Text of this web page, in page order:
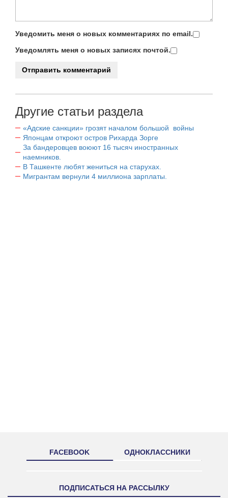
Уведомить меня о новых комментариях по email.
Уведомлять меня о новых записях почтой.
Другие статьи раздела
«Адские санкции» грозят началом большой войны
Японцам откроют остров Рихарда Зорге
За бандеровцев воюют 16 тысяч иностранных
наемников.
В Ташкенте любят жениться на старухах.
Мигрантам вернули 4 миллиона зарплаты.
FACEBOOK ОДНОКЛАССНИКИ
ПОДПИСАТЬСЯ НА РАССЫЛКУ